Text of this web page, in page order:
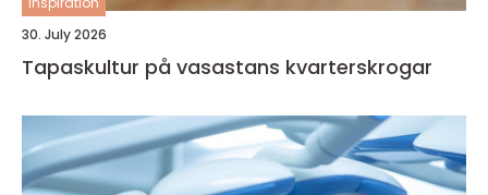
30. July 2026
Tapaskultur på vasastans kvarterskrogar